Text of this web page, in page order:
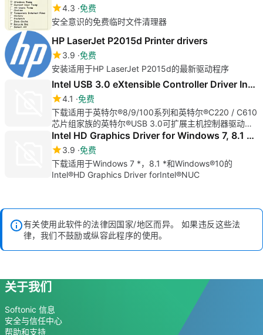
4.3 免费
安全意识的免费临时文件清理器
HP LaserJet P2015d Printer drivers
3.9 免费
安装适用于HP LaserJet P2015d的最新驱动程序
Intel USB 3.0 eXtensible Controller Driver Intel 8/9/100
4.1 免费
下载适用于英特尔®8/9/100系列和英特尔®C220 / C610
芯片组家族的英特尔®USB 3.0可扩展主机控制器驱动程
序
Intel HD Graphics Driver for Windows 7, 8.1 and Windows 10
3.9 免费
下载适用于Windows 7 *，8.1 *和Windows®10的
Intel®HD Graphics Driver forIntel®NUC
有关使用此软件的法律因国家/地区而异。 如果违反这些法
律，我们不鼓励或纵容此程序的使用。
关于我们
Softonic 信息
安全与信任中心
帮助和支持